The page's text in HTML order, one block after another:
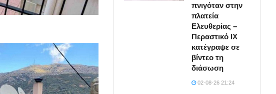
πνιγόταν στην
πλατεία
Ελευθερίας –
Περαστικό ΙΧ
κατέγραψε σε
βίντεο τη
διάσωση
02-08-26 21:24